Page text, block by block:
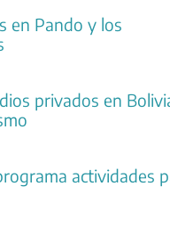
en Pando y los
privados en
actividades